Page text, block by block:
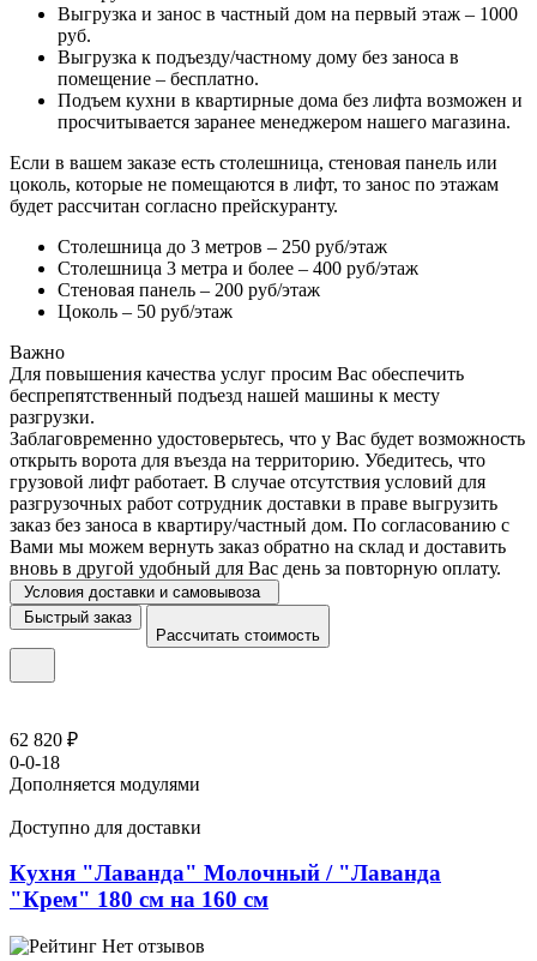
Выгрузка и занос в частный дом на первый этаж – 1000
руб.
Выгрузка к подъезду/частному дому без заноса в
помещение – бесплатно.
Подъем кухни в квартирные дома без лифта возможен и
просчитывается заранее менеджером нашего магазина.
Если в вашем заказе есть столешница, стеновая панель или
цоколь, которые не помещаются в лифт, то занос по этажам
будет рассчитан согласно прейскуранту.
Столешница до 3 метров – 250 руб/этаж
Столешница 3 метра и более – 400 руб/этаж
Стеновая панель – 200 руб/этаж
Цоколь – 50 руб/этаж
Важно
Для повышения качества услуг просим Вас обеспечить
беспрепятственный подъезд нашей машины к месту
разгрузки.
Заблаговременно удостоверьтесь, что у Вас будет возможность
открыть ворота для въезда на территорию. Убедитесь, что
грузовой лифт работает. В случае отсутствия условий для
разгрузочных работ сотрудник доставки в праве выгрузить
заказ без заноса в квартиру/частный дом. По согласованию с
Вами мы можем вернуть заказ обратно на склад и доставить
вновь в другой удобный для Вас день за повторную оплату.
Условия доставки и самовывоза
Быстрый заказ
Рассчитать стоимость
62 820 ₽
0-0-18
Дополняется модулями
Доступно для доставки
Кухня "Лаванда" Молочный / "Лаванда
"Крем" 180 см на 160 см
Нет отзывов